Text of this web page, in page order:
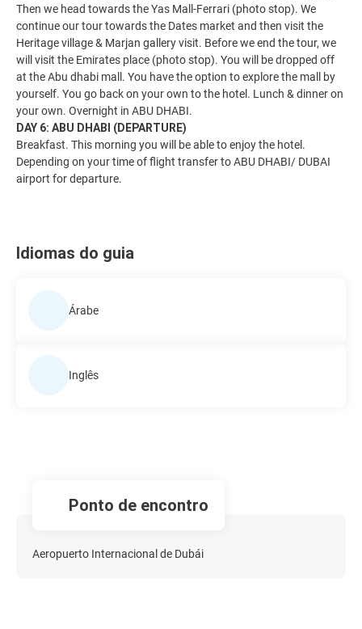
Then we head towards the Yas Mall-Ferrari (photo stop). We
continue our tour towards the Dates market and then visit the
Heritage village & Marjan gallery visit. Before we end the tour, we
will visit the Emirates place (photo stop). You will be dropped off
at the Abu dhabi mall. You have the option to explore the mall by
yourself. You go back on your own to the hotel. Lunch & dinner on
your own. Overnight in ABU DHABI.
DAY 6: ABU DHABI (DEPARTURE)
Breakfast. This morning you will be able to enjoy the hotel.
Depending on your time of flight transfer to ABU DHABI/ DUBAI
airport for departure.
Idiomas do guia
Árabe
Inglês
Ponto de encontro
Aeropuerto Internacional de Dubái